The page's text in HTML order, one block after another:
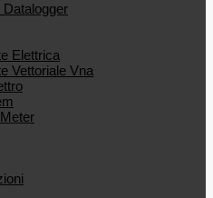
Elettrica
Vettoriale Vna